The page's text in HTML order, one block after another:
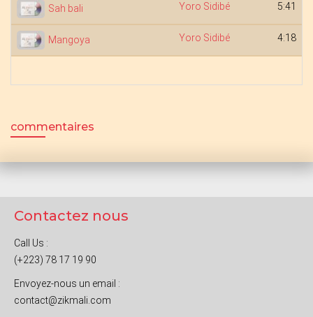
Sah bali Yoro Sidibé 5:41
Mangoya Yoro Sidibé 4:18
commentaires
Contactez nous
Call Us :
(+223) 78 17 19 90
Envoyez-nous un email :
contact@zikmali.com